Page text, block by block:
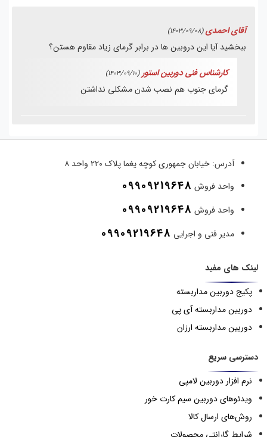
آقای احمدی(1403/09/08)
ببخشید آیا این دروبین ها در برابر گرمای زیاد مقاوم هستن؟
کارشناس فنی دوربین استور (1403/09/10)
گرمای جنوب هم نصب شدن مشکلی نداشتن
آدرس: خیابان جمهوری کوچه یغما پلاک ۲۲۰ واحد ۸
واحد فروش 09909219648
واحد فروش 09909219648
مدیر فنی و اجرایی 09909219648
لینک های مفید
پکیج دوربین مداربسته
دوربین مداربسته آی پی
دوربین مداربسته ارزان
دسترسی سریع
نرم افزار دوربین لامپی
ویدئوهای دوربین سیم کارت خور
روش‌های ارسال کالا